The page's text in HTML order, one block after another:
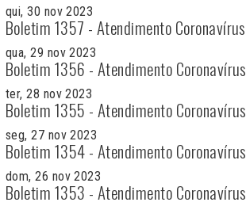
qui, 30 nov 2023
Boletim 1357 - Atendimento Coronavírus
qua, 29 nov 2023
Boletim 1356 - Atendimento Coronavírus
ter, 28 nov 2023
Boletim 1355 - Atendimento Coronavírus
seg, 27 nov 2023
Boletim 1354 - Atendimento Coronavírus
dom, 26 nov 2023
Boletim 1353 - Atendimento Coronavírus